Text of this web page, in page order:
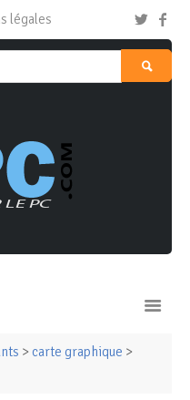
légales
> carte graphique >